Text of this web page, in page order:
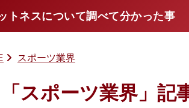
トネスについて調べて分かった事
スポーツ業界
「スポーツ業界」記